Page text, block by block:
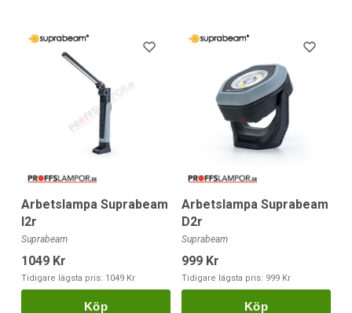
Arbetslampa Suprabeam
l2r
Suprabeam
1049 Kr
Tidigare lägsta pris: 1049 Kr
Köp
Arbetslampa Suprabeam
D2r
Suprabeam
999 Kr
Tidigare lägsta pris: 999 Kr
Köp